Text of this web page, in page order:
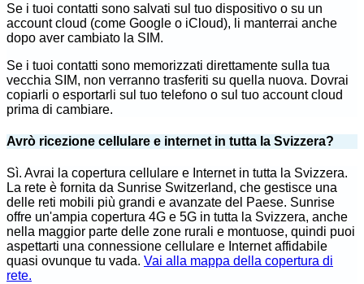
Se i tuoi contatti sono salvati sul tuo dispositivo o su un
account cloud (come Google o iCloud), li manterrai anche
dopo aver cambiato la SIM.
Se i tuoi contatti sono memorizzati direttamente sulla tua
vecchia SIM, non verranno trasferiti su quella nuova. Dovrai
copiarli o esportarli sul tuo telefono o sul tuo account cloud
prima di cambiare.
Avrò ricezione cellulare e internet in tutta la Svizzera?
Sì. Avrai la copertura cellulare e Internet in tutta la Svizzera.
La rete è fornita da Sunrise Switzerland, che gestisce una
delle reti mobili più grandi e avanzate del Paese. Sunrise
offre un'ampia copertura 4G e 5G in tutta la Svizzera, anche
nella maggior parte delle zone rurali e montuose, quindi puoi
aspettarti una connessione cellulare e Internet affidabile
quasi ovunque tu vada. Vai alla mappa della copertura di
rete.